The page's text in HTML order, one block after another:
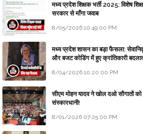
मध्य प्रदेश शिक्षक भर्ती 2025: विशेष
सरकार से माँगा जवाब
8/05/2026 10:49:00 PM
मध्य प्रदेश शासन का बड़ा फैसला:
और बजट कोडिंग में हुए क्रांतिकारी
8/04/2026 10:20:00 PM
सीएम मोहन यादव ने खोल दओ सौगातों को
संस्कारधानी!
8/01/2026 07:25:00 PM